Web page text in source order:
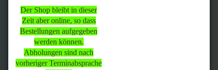
Der Shop bleibt in dieser
Zeit aber online, so dass
Bestellungen aufgegeben
werden können.
Abholungen sind nach
vorheriger Terminabsprache
statt.
Der Shop bleibt in dieser Zeit
aber online, so dass
Bestellungen aufgegeben
werden können.